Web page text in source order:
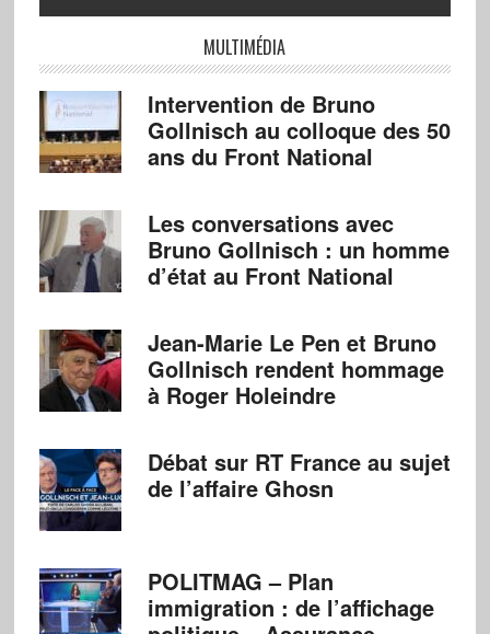
MULTIMÉDIA
Intervention de Bruno
Gollnisch au colloque des 50
ans du Front National
Les conversations avec
Bruno Gollnisch : un homme
d’état au Front National
Jean-Marie Le Pen et Bruno
Gollnisch rendent hommage
à Roger Holeindre
Débat sur RT France au sujet
de l’affaire Ghosn
POLITMAG – Plan
immigration : de l’affichage